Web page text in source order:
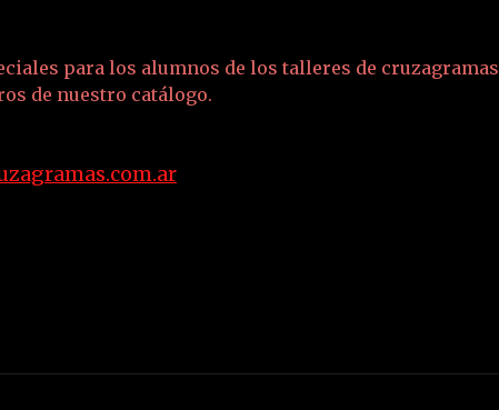
para los alumnos de los talleres de cruzagramas
de nuestro catálogo.